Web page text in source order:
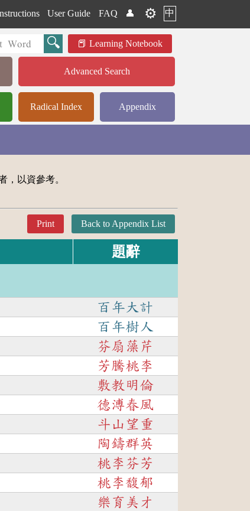
User Guide FAQ 👤 ⚙️ 中
Learning Notebook
Advanced Search
Radical Index Appendix
，以資參考。
Print Back to Appendix List
題辭
百年大計
百年樹人
芬扇藻芹
芳騰桃李
敷教明倫
德溥春風
斗山望重
陶鑄群英
桃李芬芳
桃李馥郁
樂育美才